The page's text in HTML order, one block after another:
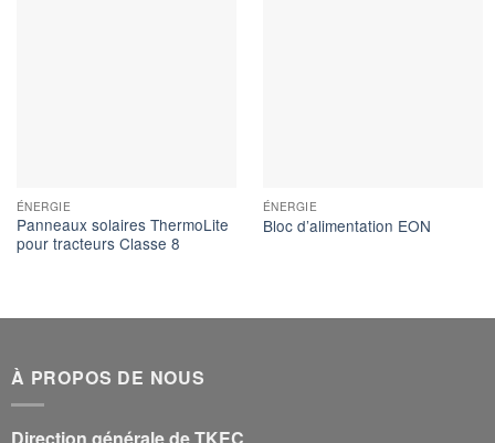
ÉNERGIE
Panneaux solaires ThermoLite
pour tracteurs Classe 8
ÉNERGIE
Bloc d’alimentation EON
À PROPOS DE NOUS
Direction générale de TKEC